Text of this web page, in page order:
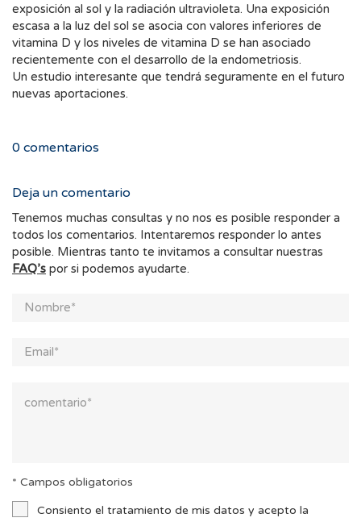
exposición al sol y la radiación ultravioleta. Una exposición
escasa a la luz del sol se asocia con valores inferiores de
vitamina D y los niveles de vitamina D se han asociado
recientemente con el desarrollo de la endometriosis.
Un estudio interesante que tendrá seguramente en el futuro
nuevas aportaciones.
0 comentarios
Deja un comentario
Tenemos muchas consultas y no nos es posible responder a
todos los comentarios. Intentaremos responder lo antes
posible. Mientras tanto te invitamos a consultar nuestras
FAQ’s por si podemos ayudarte.
* Campos obligatorios
Consiento el tratamiento de mis datos y acepto la